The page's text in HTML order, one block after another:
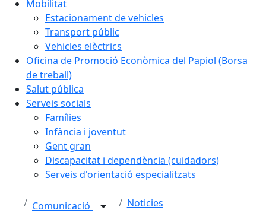
Mobilitat
Estacionament de vehicles
Transport públic
Vehicles elèctrics
Oficina de Promoció Econòmica del Papiol (Borsa
de treball)
Salut pública
Serveis socials
Famílies
Infància i joventut
Gent gran
Discapacitat i dependència (cuidadors)
Serveis d'orientació especialitzats
Comunicació Noticies